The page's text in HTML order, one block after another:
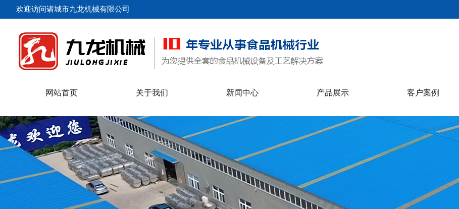
欢迎访问诸城市九龙机械有限公司
网站首页 关于我们 新闻中心 产品展示 客户案例